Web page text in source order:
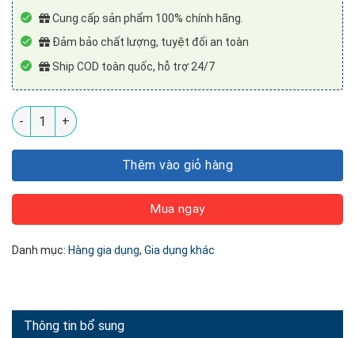
Cung cấp sản phẩm 100% chính hãng.
Đảm bảo chất lượng, tuyệt đối an toàn
Ship COD toàn quốc, hỗ trợ 24/7
Đế sạc Robot Kuchen số lượng
Thêm vào giỏ hàng
Mua ngay
Danh mục: Hàng gia dụng, Gia dụng khác
Thông tin bổ sung